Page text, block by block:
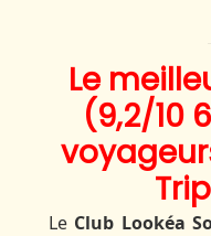
Le
(9,2/10
Le Club Lookéa